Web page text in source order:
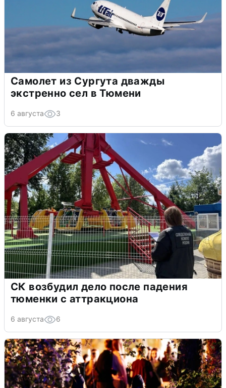
Самолет из Сургута дважды
экстренно сел в Тюмени
6 августа 3
СК возбудил дело после падения
тюменки с аттракциона
6 августа 6